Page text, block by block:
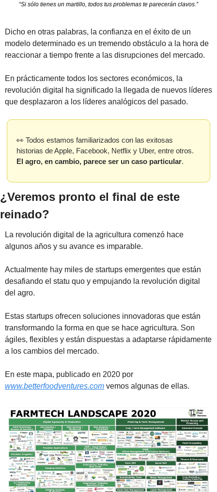
“Si sólo tienes un martillo, todos tus problemas te parecerán clavos.”
Dicho en otras palabras, la confianza en el éxito de un
modelo determinado es un tremendo obstáculo a la hora de
reaccionar a tiempo frente a las disrupciones del mercado.
En prácticamente todos los sectores económicos, la
revolución digital ha significado la llegada de nuevos líderes
que desplazaron a los líderes analógicos del pasado.
👀 Todos estamos familiarizados con las exitosas
El agro, en cambio, parece ser un caso particular.
¿Veremos pronto el final de este
reinado?
La revolución digital de la agricultura comenzó hace
algunos años y su avance es imparable.
Actualmente hay miles de startups emergentes que están
desafiando el statu quo y empujando la revolución digital
del agro.
Estas startups ofrecen soluciones innovadoras que están
transformando la forma en que se hace agricultura. Son
ágiles, flexibles y están dispuestas a adaptarse rápidamente
a los cambios del mercado.
www.betterfoodventures.com vemos algunas de ellas.